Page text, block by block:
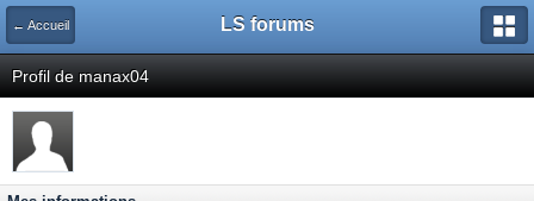
← Accueil LS forums
Profil de manax04